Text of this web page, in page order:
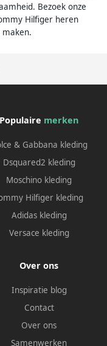
Bezoek onze
Hilfiger heren
Populaire merken
& Gabbana kleding
Dsquared2 kleding
Moschino kleding
Hilfiger kleding
Adidas kleding
Versace kleding
Over ons
Inspiratie blog
Contact
Over ons
Samenwerken